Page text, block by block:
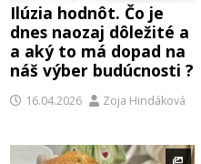
Ilúzia hodnôt. Čo je
dnes naozaj dôležité a
a aký to má dopad na
náš výber budúcnosti ?
16.04.2026 Zoja Hindáková